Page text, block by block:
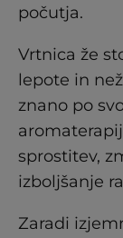
počutja.
Vrtnica že
lepote in
znano po
sprostitev,
izboljšanje
Zaradi